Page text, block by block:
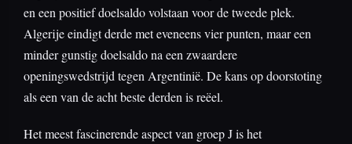
en een positief doelsaldo volstaan voor de tweede plek.
Algerije eindigt derde met eveneens vier punten, maar een
minder gunstig doelsaldo na een zwaardere
openingswedstrijd tegen Argentinië. De kans op doorstoting
als een van de acht beste derden is reëel.
Het meest fascinerende aspect van groep J is het